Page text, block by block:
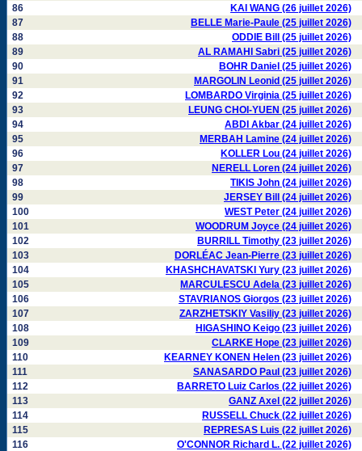
86
KAI WANG (26 juillet 2026)
87
BELLE Marie-Paule (25 juillet 2026)
88
ODDIE Bill (25 juillet 2026)
89
AL RAMAHI Sabri (25 juillet 2026)
90
BOHR Daniel (25 juillet 2026)
91
MARGOLIN Leonid (25 juillet 2026)
92
LOMBARDO Virginia (25 juillet 2026)
93
LEUNG CHOI-YUEN (25 juillet 2026)
94
ABDI Akbar (24 juillet 2026)
95
MERBAH Lamine (24 juillet 2026)
96
KOLLER Lou (24 juillet 2026)
97
NERELL Loren (24 juillet 2026)
98
TIKIS John (24 juillet 2026)
99
JERSEY Bill (24 juillet 2026)
100
WEST Peter (24 juillet 2026)
101
WOODRUM Joyce (24 juillet 2026)
102
BURRILL Timothy (23 juillet 2026)
103
DORLÉAC Jean-Pierre (23 juillet 2026)
104
KHASHCHAVATSKI Yury (23 juillet 2026)
105
MARCULESCU Adela (23 juillet 2026)
106
STAVRIANOS Giorgos (23 juillet 2026)
107
ZARZHETSKIY Vasiliy (23 juillet 2026)
108
HIGASHINO Keigo (23 juillet 2026)
109
CLARKE Hope (23 juillet 2026)
110
KEARNEY KONEN Helen (23 juillet 2026)
111
SANASARDO Paul (23 juillet 2026)
112
BARRETO Luiz Carlos (22 juillet 2026)
113
GANZ Axel (22 juillet 2026)
114
RUSSELL Chuck (22 juillet 2026)
115
REPRESAS Luis (22 juillet 2026)
116
O'CONNOR Richard L. (22 juillet 2026)